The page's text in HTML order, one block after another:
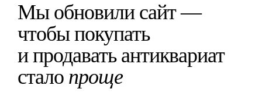
Мы обновили сайт —
чтобы покупать
и продавать антиквариат
стало проще